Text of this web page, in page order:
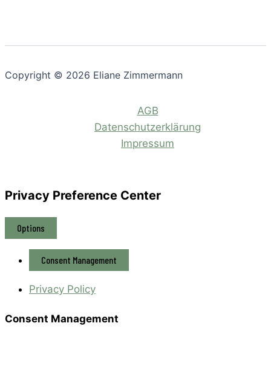
Copyright © 2026 Eliane Zimmermann
AGB
Datenschutzerklärung
Impressum
Privacy Preference Center
Options
Consent Management
Privacy Policy
Consent Management